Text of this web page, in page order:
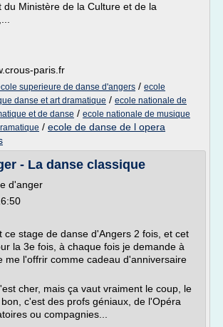
du Ministère de la Culture et de la
paris.fr
superieure de danse d'angers / ecole
danse et art dramatique / ecole nationale de
et de danse / ecole nationale de musique
/ ecole de danse de l opera
- La danse classique
d'anger
ce stage de danse d'Angers 2 fois, et cet
la 3e fois, à chaque fois je demande à
me l'offrir comme cadeau d'anniversaire
cher, mais ça vaut vraiment le coup, le
c'est des profs géniaux, de l'Opéra
ou compagnies...